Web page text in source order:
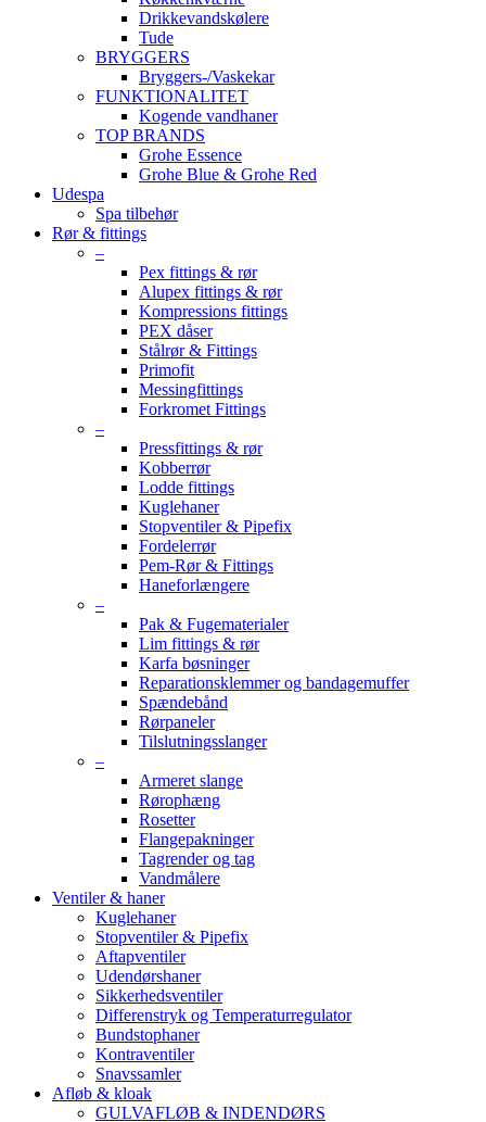
Drikkevandskølere
Tude
BRYGGERS
Bryggers-/Vaskekar
FUNKTIONALITET
Kogende vandhaner
TOP BRANDS
Grohe Essence
Grohe Blue & Grohe Red
Udespa
Spa tilbehør
Rør & fittings
–
Pex fittings & rør
Alupex fittings & rør
Kompressions fittings
PEX dåser
Stålrør & Fittings
Primofit
Messingfittings
Forkromet Fittings
–
Pressfittings & rør
Kobberrør
Lodde fittings
Kuglehaner
Stopventiler & Pipefix
Fordelerrør
Pem-Rør & Fittings
Haneforlængere
–
Pak & Fugematerialer
Lim fittings & rør
Karfa bøsninger
Reparationsklemmer og bandagemuffer
Spændebånd
Rørpaneler
Tilslutningsslanger
–
Armeret slange
Rørophæng
Rosetter
Flangepakninger
Tagrender og tag
Vandmålere
Ventiler & haner
Kuglehaner
Stopventiler & Pipefix
Aftapventiler
Udendørshaner
Sikkerhedsventiler
Differenstryk og Temperaturregulator
Bundstophaner
Kontraventiler
Snavssamler
Afløb & kloak
GULVAFLØB & INDENDØRS